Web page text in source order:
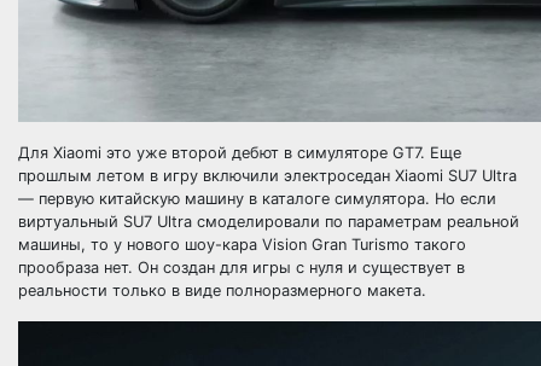
Для Xiaomi это уже второй дебют в симуляторе GT7. Еще
прошлым летом в игру включили электроседан Xiaomi SU7 Ultra
— первую китайскую машину в каталоге симулятора. Но если
виртуальный SU7 Ultra смоделировали по параметрам реальной
машины, то у нового шоу-кара Vision Gran Turismo такого
прообраза нет. Он создан для игры с нуля и существует в
реальности только в виде полноразмерного макета.